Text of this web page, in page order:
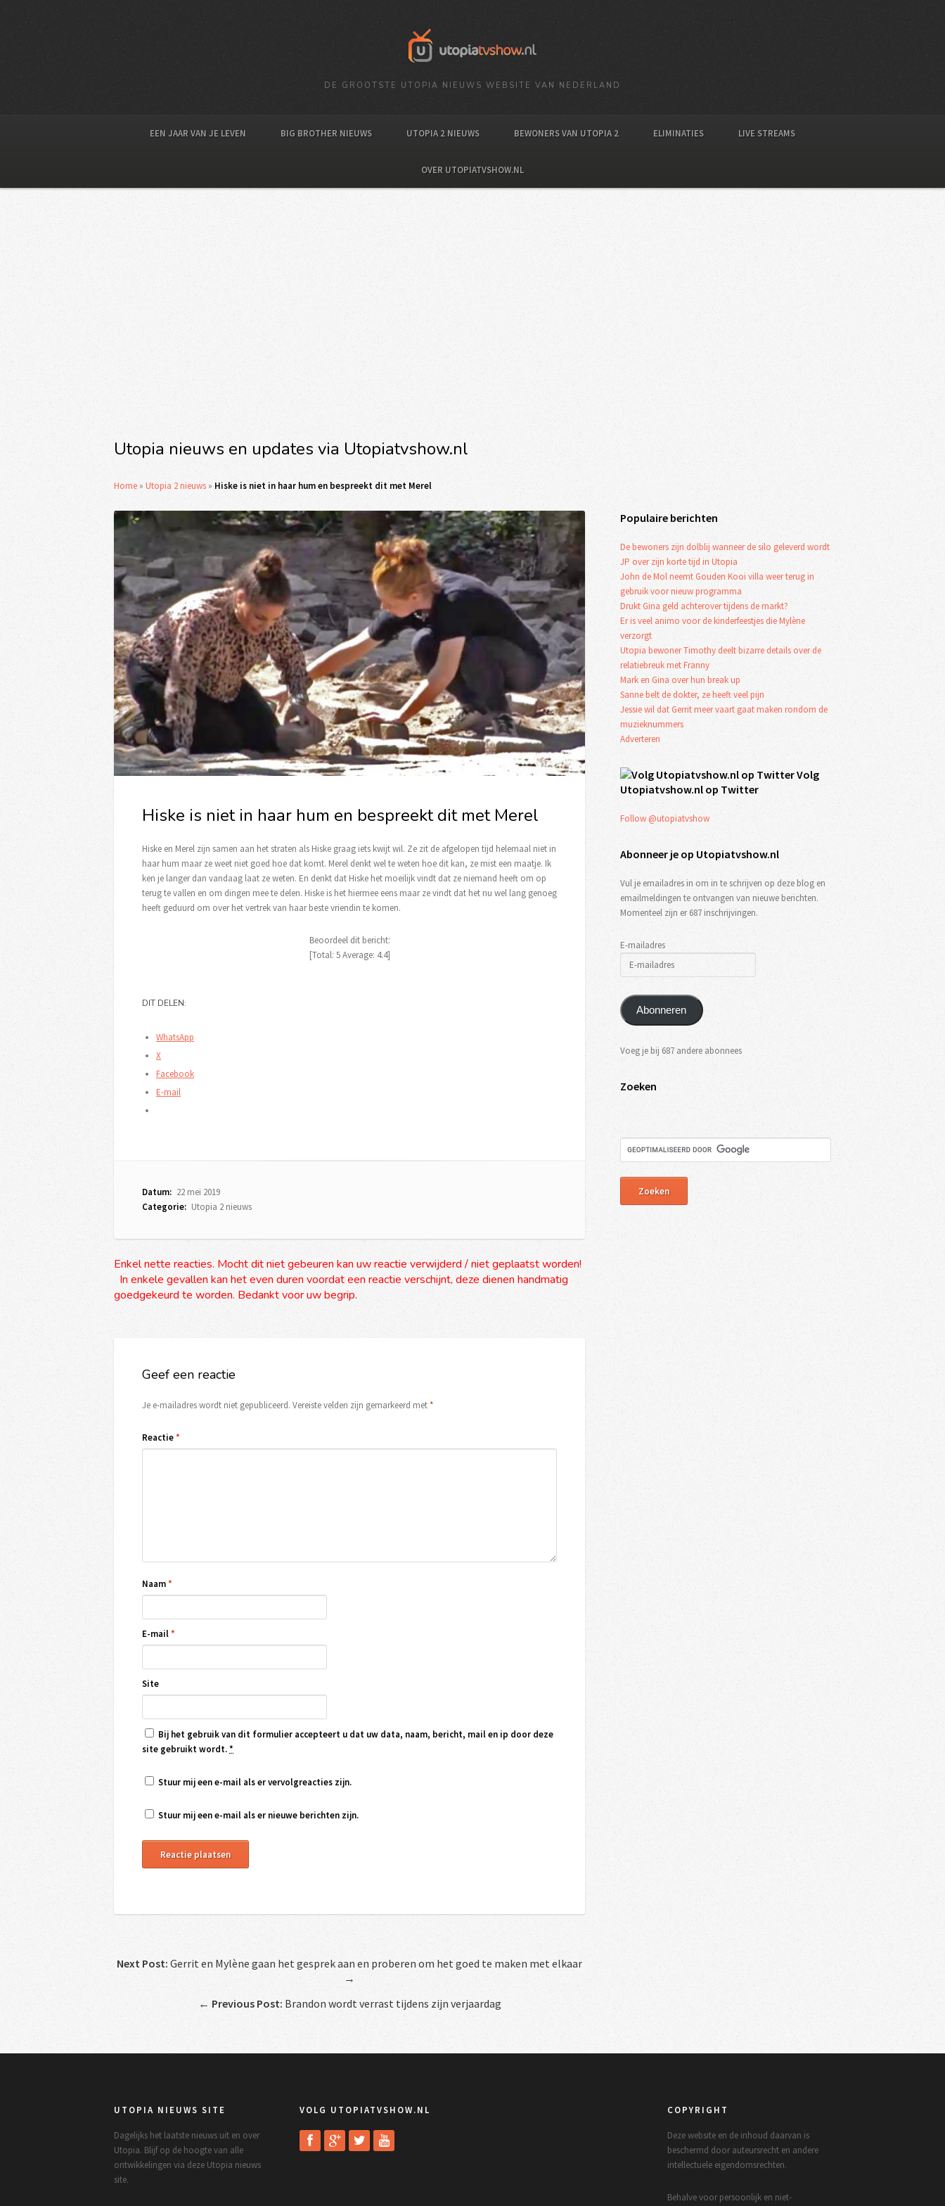
DE GROOTSTE UTOPIA NIEUWS WEBSITE VAN NEDERLAND
EEN JAAR VAN JE LEVEN BIG BROTHER NIEUWS UTOPIA 2 NIEUWS BEWONERS VAN UTOPIA 2 ELIMINATIES LIVE STREAMS
OVER UTOPIATVSHOW.NL
Utopia nieuws en updates via Utopiatvshow.nl
Home » Utopia 2 nieuws » Hiske is niet in haar hum en bespreekt dit met Merel
Hiske is niet in haar hum en bespreekt dit met Merel
Hiske en Merel zijn samen aan het straten als Hiske graag iets kwijt wil. Ze zit de afgelopen tijd helemaal niet in
haar hum maar ze weet niet goed hoe dat komt. Merel denkt wel te weten hoe dit kan, ze mist een maatje. Ik
ken je langer dan vandaag laat ze weten. En denkt dat Hiske het moeilijk vindt dat ze niemand heeft om op
terug te vallen en om dingen mee te delen. Hiske is het hiermee eens maar ze vindt dat het nu wel lang genoeg
heeft geduurd om over het vertrek van haar beste vriendin te komen.
Beoordeel dit bericht:
[Total: 5Average: 4.4]
DIT DELEN:
WhatsApp
X
Facebook
E-mail
Datum: 22 mei 2019
Categorie: Utopia 2 nieuws
Enkel nette reacties. Mocht dit niet gebeuren kan uw reactie verwijderd / niet geplaatst worden!
In enkele gevallen kan het even duren voordat een reactie verschijnt, deze dienen handmatig
goedgekeurd te worden. Bedankt voor uw begrip.
Geef een reactie
Je e-mailadres wordt niet gepubliceerd. Vereiste velden zijn gemarkeerd met*
Reactie*
Naam*
E-mail*
Site
Bij het gebruik van dit formulier accepteert u dat uw data, naam, bericht, mail en ip door deze
site gebruikt wordt.*
Stuur mij een e-mail als er vervolgreacties zijn.
Stuur mij een e-mail als er nieuwe berichten zijn.
Next Post: Gerrit en Mylène gaan het gesprek aan en proberen om het goed te maken met elkaar
→
← Previous Post: Brandon wordt verrast tijdens zijn verjaardag
Populaire berichten
De bewoners zijn dolblij wanneer de silo geleverd wordt
JP over zijn korte tijd in Utopia
John de Mol neemt Gouden Kooi villa weer terug in
gebruik voor nieuw programma
Drukt Gina geld achterover tijdens de markt?
Er is veel animo voor de kinderfeestjes die Mylène
verzorgt
Utopia bewoner Timothy deelt bizarre details over de
relatiebreuk met Franny
Mark en Gina over hun break up
Sanne belt de dokter, ze heeft veel pijn
Jessie wil dat Gerrit meer vaart gaat maken rondom de
muzieknummers
Adverteren
Volg
Utopiatvshow.nl op Twitter
Follow @utopiatvshow
Abonneer je op Utopiatvshow.nl
Vul je emailadres in om in te schrijven op deze blog en
emailmeldingen te ontvangen van nieuwe berichten.
Momenteel zijn er 687 inschrijvingen.
E-mailadres
Abonneren
Voeg je bij 687 andere abonnees
Zoeken
UTOPIA NIEUWS SITE
Dagelijks het laatste nieuws uit en over
Utopia. Blijf op de hoogte van alle
ontwikkelingen via deze Utopia nieuws
site.
VOLG UTOPIATVSHOW.NL COPYRIGHT
Deze website en de inhoud daarvan is
beschermd door auteursrecht en andere
intellectuele eigendomsrechten.
Behalve voor persoonlijk en niet-